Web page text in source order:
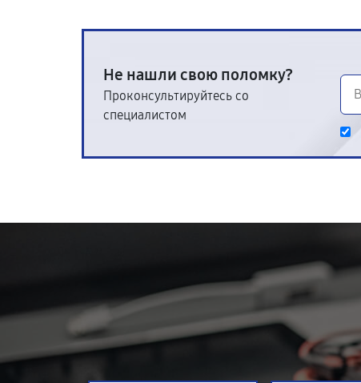
Не нашли свою поломку?
Проконсультируйтесь со
специалистом